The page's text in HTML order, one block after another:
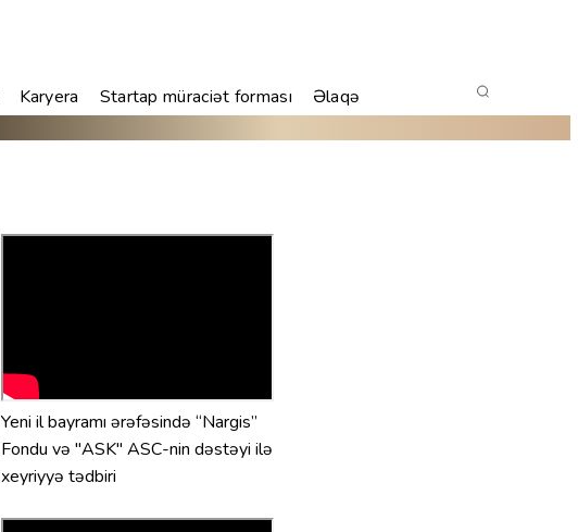
Karyera Startap müraciət forması Əlaqə
Yeni il bayramı ərəfəsində “Nargis”
Fondu və "ASK" ASC-nin dəstəyi ilə
xeyriyyə tədbiri